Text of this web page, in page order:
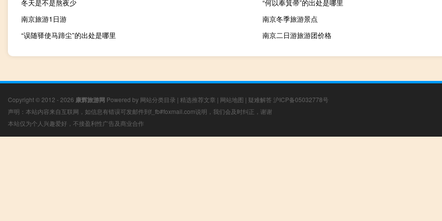
冬天是不是熬夜少
“何以奉箕帚”的出处是哪里
南京旅游1日游
南京冬季旅游景点
“误随驿使马蹄尘”的出处是哪里
南京二日游旅游团价格
Copyright © 2012 - 2026 康辉旅游网 Powered by 网站分类目录 | 精选推荐文章 | 网站地图 | 疑难解答 沪ICP备05032778号
声明：本站内容来自互联网，如信息有错误可发邮件到f_fb#foxmail.com说明，我们会及时纠正，谢谢
本站仅为个人兴趣爱好，不接盈利性广告及商业合作